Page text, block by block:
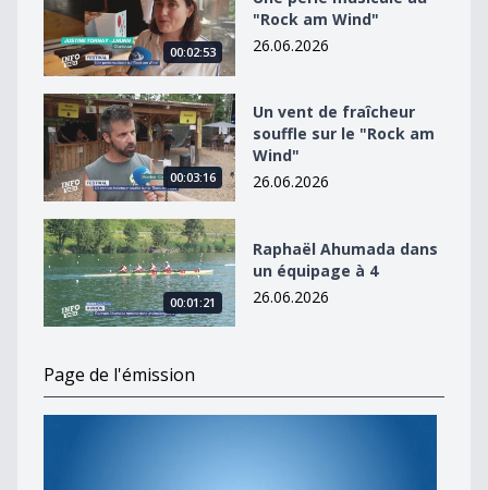
00:02:53
"Rock am Wind"
26.06.2026
Un vent de fraîcheur souffle sur le &quot;Rock am
00:03:16
Un vent de fraîcheur
souffle sur le "Rock am
Wind"
26.06.2026
Raphaël Ahumada dans un équipage à 4
00:01:21
Raphaël Ahumada dans
un équipage à 4
26.06.2026
Page de l'émission